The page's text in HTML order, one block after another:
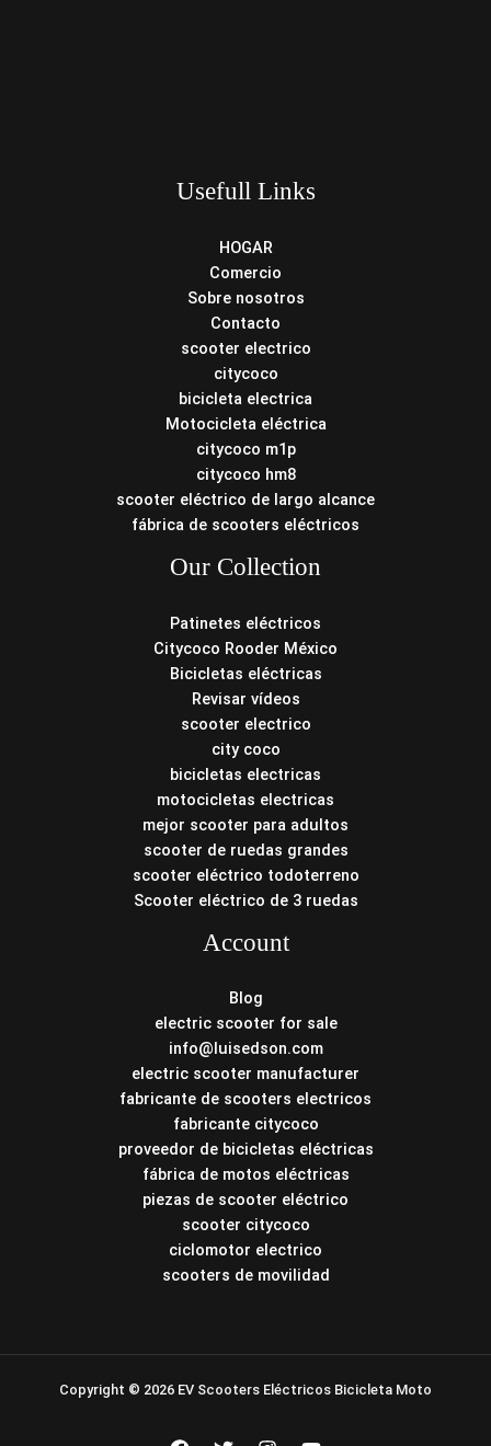
Usefull Links
HOGAR
Comercio
Sobre nosotros
Contacto
scooter electrico
citycoco
bicicleta electrica
Motocicleta eléctrica
citycoco m1p
citycoco hm8
scooter eléctrico de largo alcance
fábrica de scooters eléctricos
Our Collection
Patinetes eléctricos
Citycoco Rooder México
Bicicletas eléctricas
Revisar vídeos
scooter electrico
city coco
bicicletas electricas
motocicletas electricas
mejor scooter para adultos
scooter de ruedas grandes
scooter eléctrico todoterreno
Scooter eléctrico de 3 ruedas
Account
Blog
electric scooter for sale
info@luisedson.com
electric scooter manufacturer
fabricante de scooters electricos
fabricante citycoco
proveedor de bicicletas eléctricas
fábrica de motos eléctricas
piezas de scooter eléctrico
scooter citycoco
ciclomotor electrico
scooters de movilidad
Copyright © 2026 EV Scooters Eléctricos Bicicleta Moto